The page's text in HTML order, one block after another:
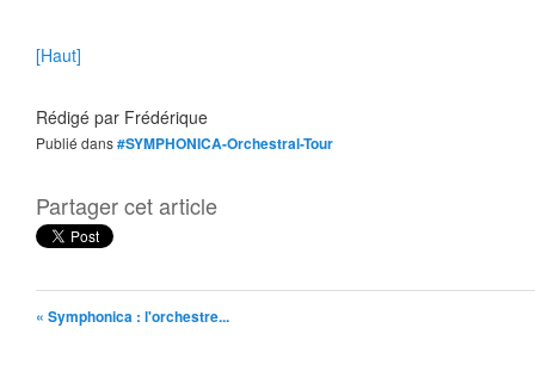
[Haut]
Rédigé par Frédérique
Publié dans#SYMPHONICA-Orchestral-Tour
Partager cet article
« Symphonica : l'orchestre...